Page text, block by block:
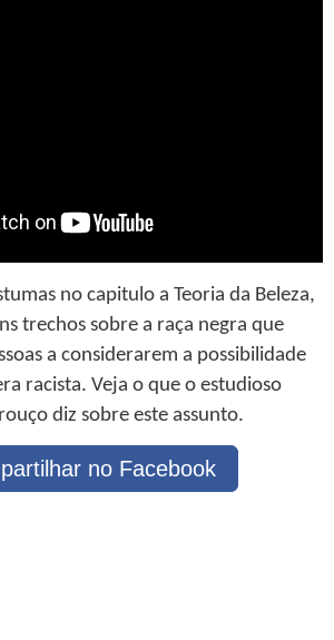
no capitulo a Teoria da Beleza,
trechos sobre a raça negra que
a considerarem a possibilidade
racista. Veja o que o estudioso
diz sobre este assunto.
no Facebook